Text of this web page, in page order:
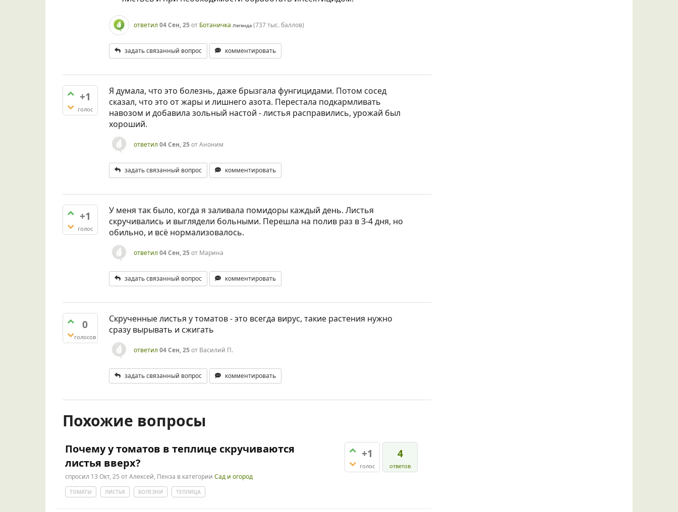
ответил 04 Сен, 25от Ботаничка Легенда (737 тыс.баллов)
задать связанный вопрос комментировать
+1
голос
Я думала, что это болезнь, даже брызгала фунгицидами. Потом сосед
сказал, что это от жары и лишнего азота. Перестала подкармливать
навозом и добавила зольный настой - листья расправились, урожай был
хороший.
ответил 04 Сен, 25отАноним
задать связанный вопрос комментировать
+1
голос
У меня так было, когда я заливала помидоры каждый день. Листья
скручивались и выглядели больными. Перешла на полив раз в 3-4 дня, но
обильно, и всё нормализовалось.
ответил 04 Сен, 25от Марина
задать связанный вопрос комментировать
0
голосов
Скрученные листья у томатов - это всегда вирус, такие растения нужно
сразу вырывать и сжигать
ответил 04 Сен, 25от Василий П.
задать связанный вопрос комментировать
Похожие вопросы
+1
голос
4
ответов
Почему у томатов в теплице скручиваются
листья вверх?
спросил 13 Окт, 25 отАлексей, Пенза в категории Сад и огород
ТОМАТЫ ЛИСТЬЯ БОЛЕЗНИ ТЕПЛИЦА